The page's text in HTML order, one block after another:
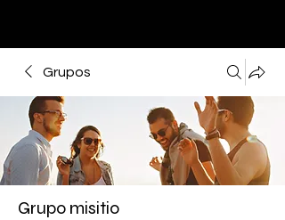
Grupos
Grupo misitio